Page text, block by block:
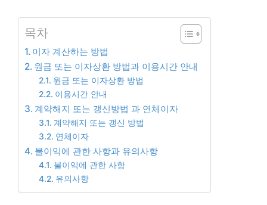
목차
이자 계산하는 방법
원금 또는 이자상환 방법과 이용시간 안내
원금 또는 이자상환 방법
이용시간 안내
계약해지 또는 갱신방법 과 연체이자
계약해지 또는 갱신 방법
연체이자
불이익에 관한 사항과 유의사항
불이익에 관한 사항
유의사항